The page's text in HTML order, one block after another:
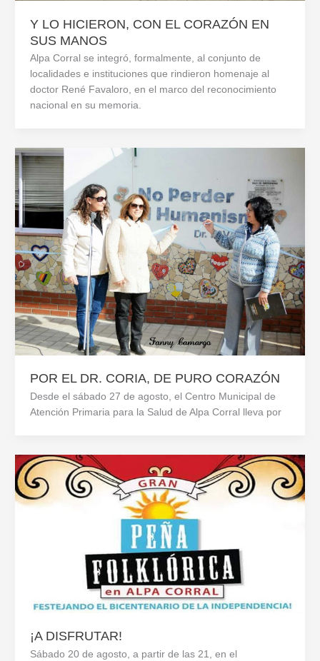
Y LO HICIERON, CON EL CORAZÓN EN
SUS MANOS
Alpa Corral se integró, formalmente, al conjunto de
localidades e instituciones que rindieron homenaje al
doctor René Favaloro, en el marco del reconocimiento
nacional en su memoria.
POR EL DR. CORIA, DE PURO CORAZÓN
Desde el sábado 27 de agosto, el Centro Municipal de
Atención Primaria para la Salud de Alpa Corral lleva por
¡A DISFRUTAR!
Sábado 20 de agosto, a partir de las 21, en el